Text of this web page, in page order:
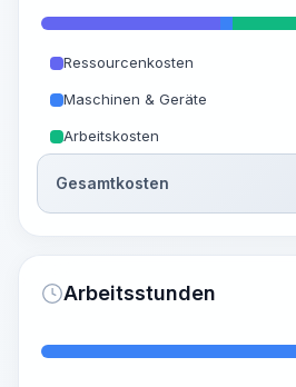
Ressourcenkosten
Maschinen & Geräte
Arbeitskosten
Gesamtkosten
Arbeitsstunden